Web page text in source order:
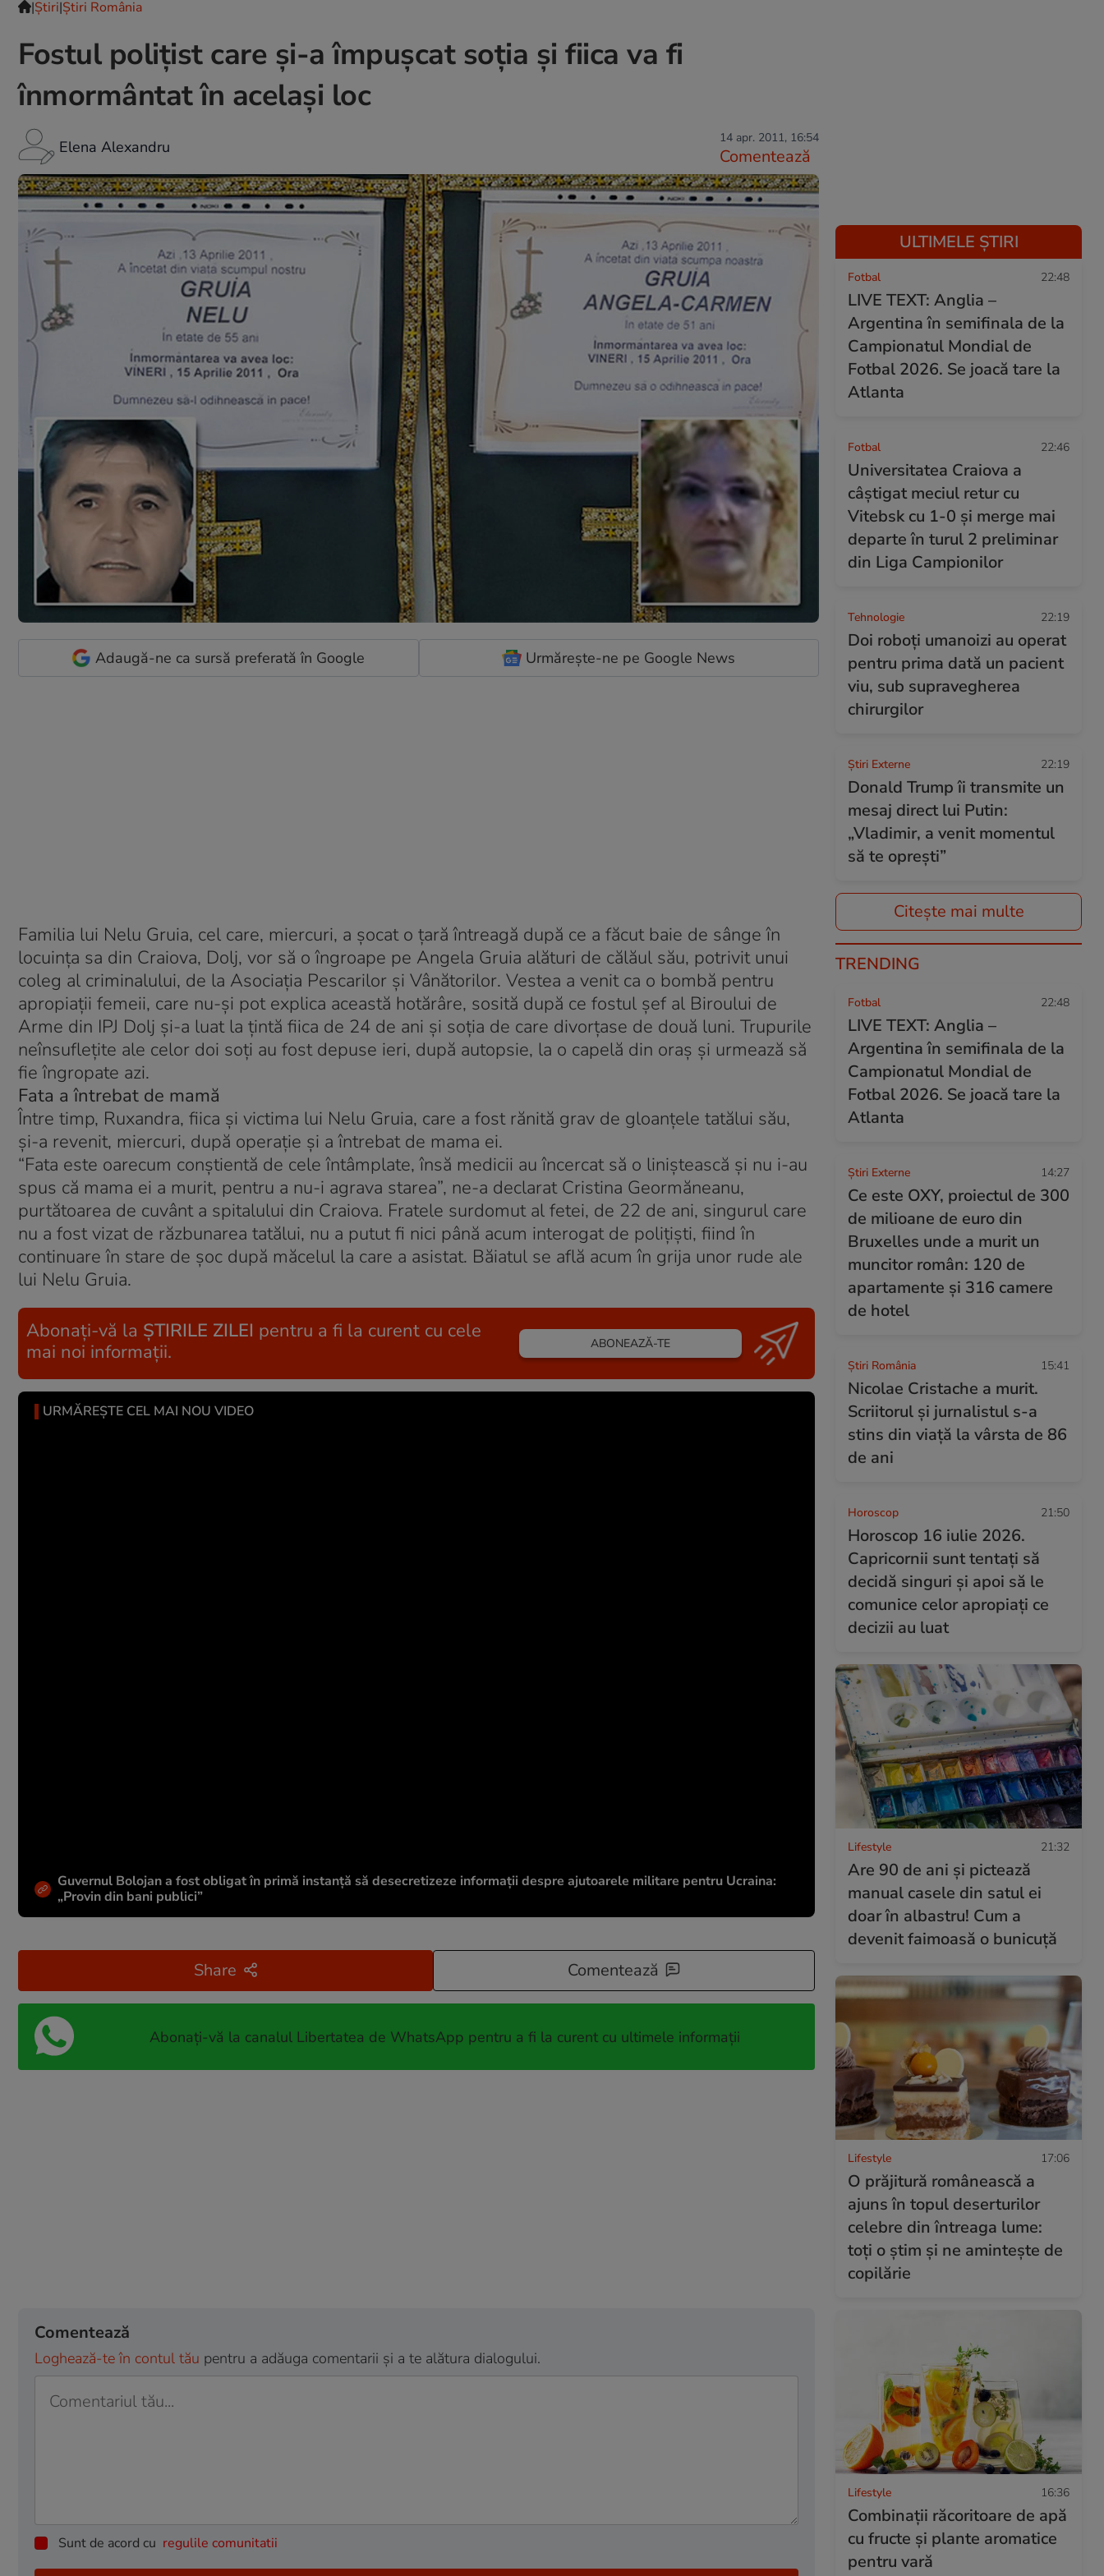
|Ştiri|Știri România
Fostul poliţist care şi-a împuşcat soţia şi fiica va fi
înmormântat în acelaşi loc
Elena Alexandru 14 apr. 2011, 16:54
Comentează
Adaugă-ne ca sursă preferată în Google Urmărește-ne pe Google News
Familia lui Nelu Gruia, cel care, miercuri, a şocat o ţară întreagă după ce a făcut baie de sânge în
locuinţa sa din Craiova, Dolj, vor să o îngroape pe Angela Gruia alături de călăul său, potrivit unui
coleg al criminalului, de la Asociaţia Pescarilor şi Vânătorilor. Vestea a venit ca o bombă pentru
apropiaţii femeii, care nu-şi pot explica această hotărâre, sosită după ce fostul şef al Biroului de
Arme din IPJ Dolj şi-a luat la ţintă fiica de 24 de ani şi soţia de care divorţase de două luni. Trupurile
neînsufleţite ale celor doi soţi au fost depuse ieri, după autopsie, la o capelă din oraş şi urmează să
fie îngropate azi.
Fata a întrebat de mamă
Între timp, Ruxandra, fiica şi victima lui Nelu Gruia, care a fost rănită grav de gloanţele tatălui său,
şi-a revenit, miercuri, după operaţie şi a întrebat de mama ei.
“Fata este oarecum conştientă de cele întâmplate, însă medicii au încercat să o liniştească şi nu i-au
spus că mama ei a murit, pentru a nu-i agrava starea”, ne-a declarat Cristina Geormăneanu,
purtătoarea de cuvânt a spitalului din Craiova. Fratele surdomut al fetei, de 22 de ani, singurul care
nu a fost vizat de răzbunarea tatălui, nu a putut fi nici până acum interogat de poliţişti, fiind în
continuare în stare de şoc după măcelul la care a asistat. Băiatul se află acum în grija unor rude ale
lui Nelu Gruia.
Abonați-vă la ȘTIRILE ZILEI pentru a fi la curent cu cele
mai noi informații.
ABONEAZĂ-TE
URMĂREȘTE CEL MAI NOU VIDEO
Guvernul Bolojan a fost obligat în primă instanță să desecretizeze informații despre ajutoarele militare pentru Ucraina:
„Provin din bani publici”
Share Comentează
Abonați-vă la canalul Libertatea de WhatsApp pentru a fi la curent cu ultimele informații
Comentează
Loghează-te în contul tău pentru a adăuga comentarii și a te alătura dialogului.
Sunt de acord cu regulile comunitatii
ULTIMELE ȘTIRI
Fotbal 22:48
LIVE TEXT: Anglia –
Argentina în semifinala de la
Campionatul Mondial de
Fotbal 2026. Se joacă tare la
Atlanta
Fotbal 22:46
Universitatea Craiova a
câștigat meciul retur cu
Vitebsk cu 1-0 și merge mai
departe în turul 2 preliminar
din Liga Campionilor
Tehnologie 22:19
Doi roboți umanoizi au operat
pentru prima dată un pacient
viu, sub supravegherea
chirurgilor
Știri Externe 22:19
Donald Trump îi transmite un
mesaj direct lui Putin:
„Vladimir, a venit momentul
să te oprești”
Citește mai multe
TRENDING
Fotbal 22:48
LIVE TEXT: Anglia –
Argentina în semifinala de la
Campionatul Mondial de
Fotbal 2026. Se joacă tare la
Atlanta
Știri Externe 14:27
Ce este OXY, proiectul de 300
de milioane de euro din
Bruxelles unde a murit un
muncitor român: 120 de
apartamente și 316 camere
de hotel
Știri România 15:41
Nicolae Cristache a murit.
Scriitorul și jurnalistul s-a
stins din viață la vârsta de 86
de ani
Horoscop 21:50
Horoscop 16 iulie 2026.
Capricornii sunt tentați să
decidă singuri și apoi să le
comunice celor apropiați ce
decizii au luat
Lifestyle 21:32
Are 90 de ani și pictează
manual casele din satul ei
doar în albastru! Cum a
devenit faimoasă o bunicuță
Lifestyle 17:06
O prăjitură românească a
ajuns în topul deserturilor
celebre din întreaga lume:
toți o știm și ne amintește de
copilărie
Lifestyle 16:36
Combinaţii răcoritoare de apă
cu fructe şi plante aromatice
pentru vară